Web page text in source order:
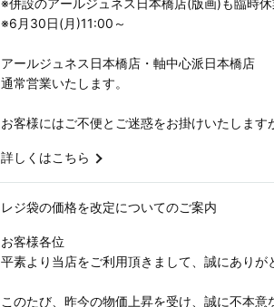
※併設のアールジュネス日本橋店(版画)も臨時休
※6月30日(月)11:00～
アールジュネス日本橋店・軸中心派日本橋店
通常営業いたします。
お客様にはご不便とご迷惑をお掛けいたします
詳しくはこちら
レジ袋の価格を改定についてのご案内
お客様各位
平素より当店をご利用頂きまして、誠にありが
このたび、昨今の物価上昇を受け、誠に不本